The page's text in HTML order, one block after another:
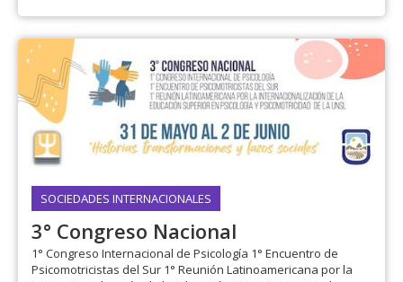
SOCIEDADES INTERNACIONALES
3° Congreso Nacional
1° Congreso Internacional de Psicología 1° Encuentro de
Psicomotricistas del Sur 1° Reunión Latinoamericana por la